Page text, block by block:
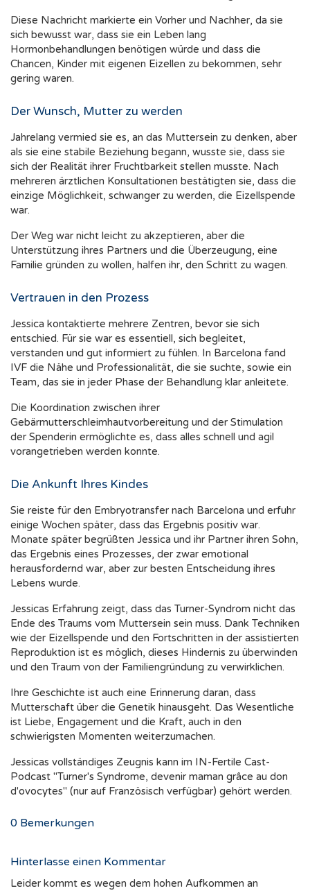
Diese Nachricht markierte ein Vorher und Nachher, da sie
sich bewusst war, dass sie ein Leben lang
Hormonbehandlungen benötigen würde und dass die
Chancen, Kinder mit eigenen Eizellen zu bekommen, sehr
gering waren.
Der Wunsch, Mutter zu werden
Jahrelang vermied sie es, an das Muttersein zu denken, aber
als sie eine stabile Beziehung begann, wusste sie, dass sie
sich der Realität ihrer Fruchtbarkeit stellen musste. Nach
mehreren ärztlichen Konsultationen bestätigten sie, dass die
einzige Möglichkeit, schwanger zu werden, die Eizellspende
war.
Der Weg war nicht leicht zu akzeptieren, aber die
Unterstützung ihres Partners und die Überzeugung, eine
Familie gründen zu wollen, halfen ihr, den Schritt zu wagen.
Vertrauen in den Prozess
Jessica kontaktierte mehrere Zentren, bevor sie sich
entschied. Für sie war es essentiell, sich begleitet,
verstanden und gut informiert zu fühlen. In Barcelona fand
IVF die Nähe und Professionalität, die sie suchte, sowie ein
Team, das sie in jeder Phase der Behandlung klar anleitete.
Die Koordination zwischen ihrer
Gebärmutterschleimhautvorbereitung und der Stimulation
der Spenderin ermöglichte es, dass alles schnell und agil
vorangetrieben werden konnte.
Die Ankunft Ihres Kindes
Sie reiste für den Embryotransfer nach Barcelona und erfuhr
einige Wochen später, dass das Ergebnis positiv war.
Monate später begrüßten Jessica und ihr Partner ihren Sohn,
das Ergebnis eines Prozesses, der zwar emotional
herausfordernd war, aber zur besten Entscheidung ihres
Lebens wurde.
Jessicas Erfahrung zeigt, dass das Turner-Syndrom nicht das
Ende des Traums vom Muttersein sein muss. Dank Techniken
wie der Eizellspende und den Fortschritten in der assistierten
Reproduktion ist es möglich, dieses Hindernis zu überwinden
und den Traum von der Familiengründung zu verwirklichen.
Ihre Geschichte ist auch eine Erinnerung daran, dass
Mutterschaft über die Genetik hinausgeht. Das Wesentliche
ist Liebe, Engagement und die Kraft, auch in den
schwierigsten Momenten weiterzumachen.
Jessicas vollständiges Zeugnis kann im IN-Fertile Cast-
Podcast "Turner's Syndrome, devenir maman grâce au don
d'ovocytes" (nur auf Französisch verfügbar) gehört werden.
0 Bemerkungen
Hinterlasse einen Kommentar
Leider kommt es wegen dem hohen Aufkommen an